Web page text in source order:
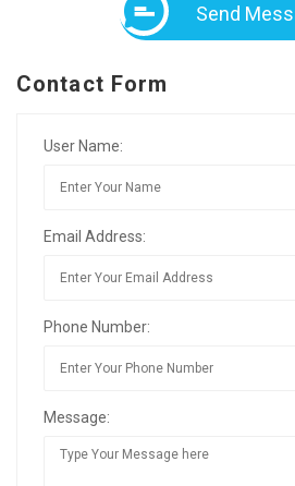
Send
Contact Form
User Name:
Email Address:
Phone Number:
Message: